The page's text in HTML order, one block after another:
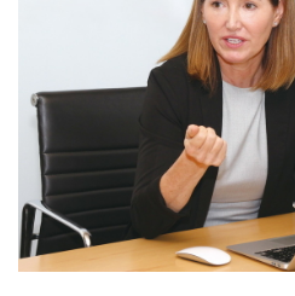
生成式AI與雲端應用
Enterprise Digital Transformation
特集